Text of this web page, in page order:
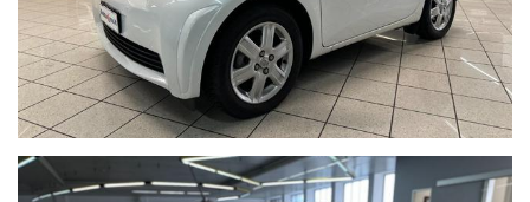
I Km delle nostre auto sono indicati nel contratto di vendita,
nella fattura e nel documento di garanzia.
WE SPEAK ENGLISH,
NOUS PARLONS FRANÇAIS